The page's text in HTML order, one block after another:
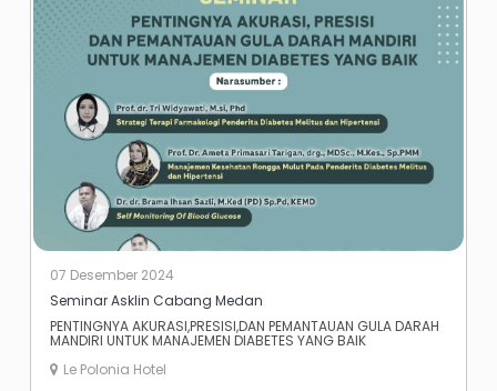
07 Desember 2024
Seminar Asklin Cabang Medan
PENTINGNYA AKURASI,PRESISI,DAN PEMANTAUAN GULA DARAH
MANDIRI UNTUK MANAJEMEN DIABETES YANG BAIK
Le Polonia Hotel